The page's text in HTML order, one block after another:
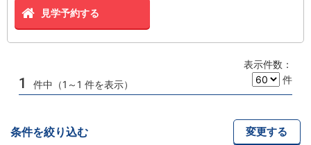
見学予約する
1 件中（1～1 件を表示）
表示件数：
件
条件を絞り込む 変更する